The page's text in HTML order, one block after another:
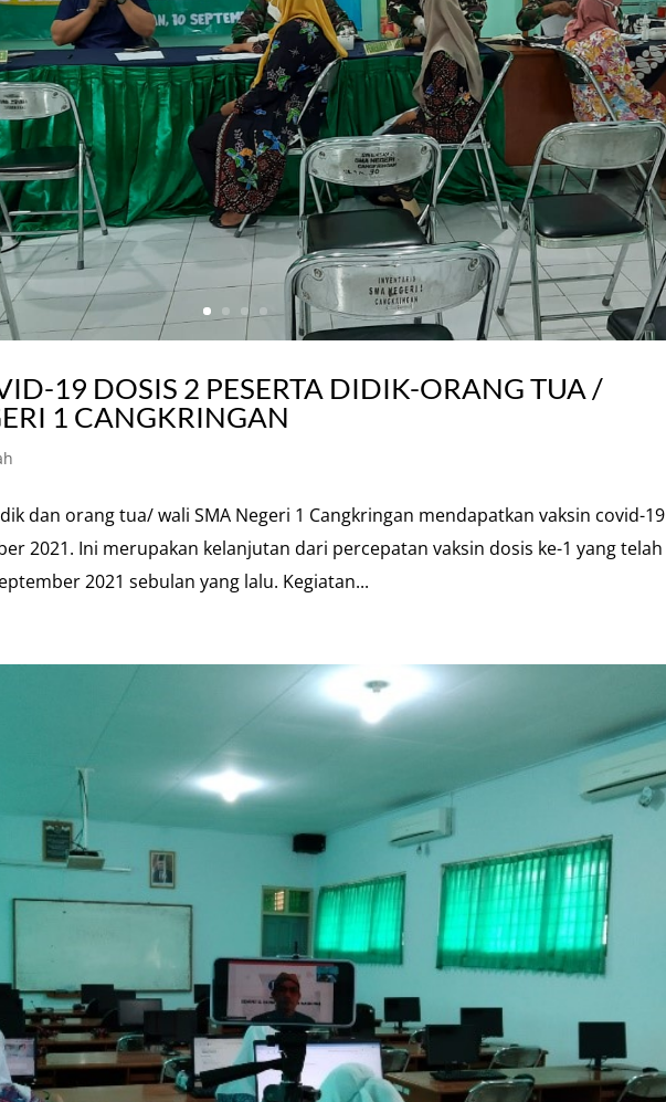
19 DOSIS 2 PESERTA DIDIK-ORANG TUA /
1 CANGKRINGAN
dan orang tua/ wali SMA Negeri 1 Cangkringan mendapatkan vaksin covid-19
2021. Ini merupakan kelanjutan dari percepatan vaksin dosis ke-1 yang telah
2021 sebulan yang lalu. Kegiatan...